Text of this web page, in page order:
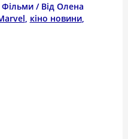
Фільми/ Від Олена
, кіно новини,